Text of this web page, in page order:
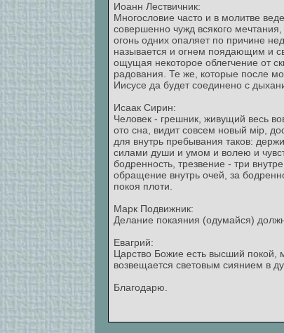
Иоанн Лествичник:
Многословие часто и в молитве
совершенно чужд всякого
огонь одних опаляет по причине
называется и огнем поядающим и
ощущая некоторое облегчение от
радования. Те же, которые после
Иисусе да будет соединено с
Исаак Сирин:
Человек - грешник, живущий весь
ото сна, видит совсем новый мiр,
для внутрь пребывания таков:
силами души и умом и волею и
бодренность, трезвение - три
обращение внутрь очей, за
покоя плоти.
Марк Подвижник:
Делание покаяния (одумайся)
Евагрий:
Царство Божие есть высший покой,
возвещается световым сиянием в
Благодарю.